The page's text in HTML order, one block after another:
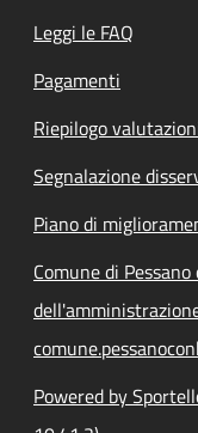
Leggi le FAQ
Pagamenti
Riepilogo
Segnalazione
Piano di
Comune di
Powered by